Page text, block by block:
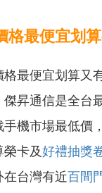
格最便宜划
最便宜划算又
傑昇通信是全台
機市場最低價
卡及好禮抽獎
在台灣有近百間